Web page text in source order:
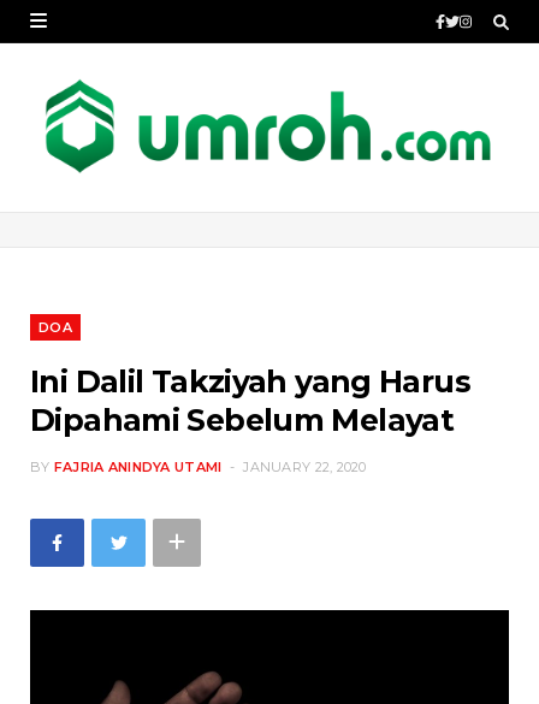
DOA
Ini Dalil Takziyah yang Harus
Dipahami Sebelum Melayat
BY FAJRIA ANINDYA UTAMI JANUARY 22, 2020